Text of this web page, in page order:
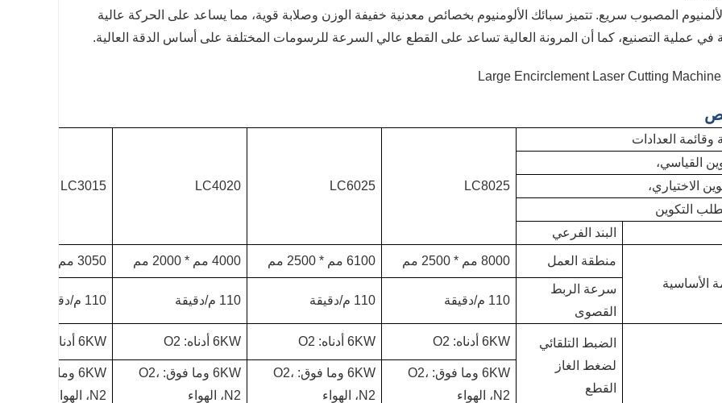
المصبوب سريع. تتميز سبائك الألومنيوم بخصائص معدنية خفيفة الوزن وصلابة قوية، مما يساعد على الحركة عالية
في عملية التصنيع، كما أن المرونة العالية تساعد على القطع عالي السرعة للرسومات المختلفة على أساس الدقة العالية.
وقائمة العدادات
LC8025
LC6025
LC4020
LC3015
القياسي،
الاختياري،
التكوين
البند الفرعي
الأساسية
منطقة العمل 8000 مم * 2500 مم 6100 مم * 2500 مم 4000 مم * 2000 مم 3050 مم * 1530 مم
سرعة الربط
القصوى
110 م/دقيقة 110 م/دقيقة 110 م/دقيقة 110 م/دقيقة
الضبط التلقائي
لضغط الغاز
القطع
6KW أدناه: O2 6KW أدناه: O2 6KW أدناه: O2 6KW أدناه: O2
6KW وما فوق: O2،
N2، الهواء
6KW وما فوق: O2،
N2، الهواء
6KW وما فوق: O2،
N2، الهواء
N2، الهواء